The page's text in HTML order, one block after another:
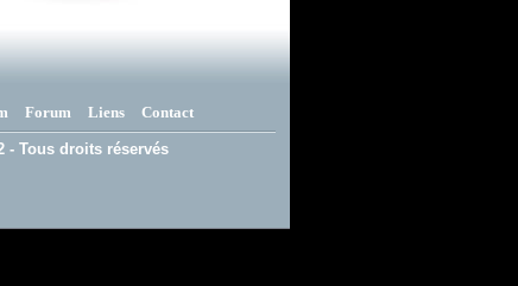
Forum Liens Contact
- Tous droits réservés